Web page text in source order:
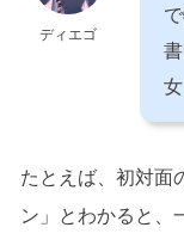
ディエゴ
たとえば、初対面
ン」とわかると、